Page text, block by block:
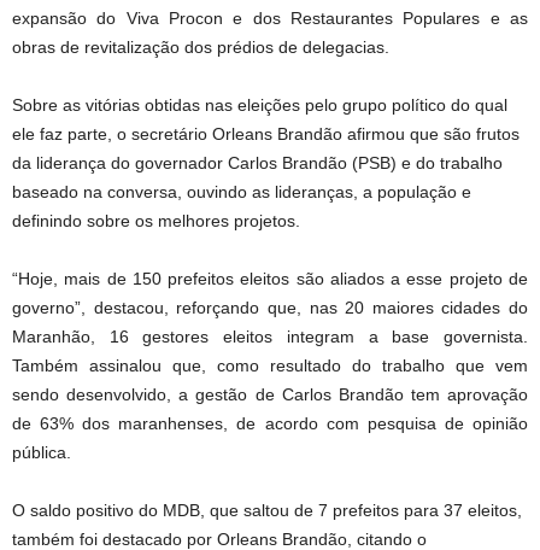
expansão do Viva Procon e dos Restaurantes Populares e as
obras de revitalização dos prédios de delegacias.
Sobre as vitórias obtidas nas eleições pelo grupo político do qual
ele faz parte, o secretário Orleans Brandão afirmou que são frutos
da liderança do governador Carlos Brandão (PSB) e do trabalho
baseado na conversa, ouvindo as lideranças, a população e
definindo sobre os melhores projetos.
“Hoje, mais de 150 prefeitos eleitos são aliados a esse projeto de
governo”, destacou, reforçando que, nas 20 maiores cidades do
Maranhão, 16 gestores eleitos integram a base governista.
Também assinalou que, como resultado do trabalho que vem
sendo desenvolvido, a gestão de Carlos Brandão tem aprovação
de 63% dos maranhenses, de acordo com pesquisa de opinião
pública.
O saldo positivo do MDB, que saltou de 7 prefeitos para 37 eleitos,
também foi destacado por Orleans Brandão, citando o